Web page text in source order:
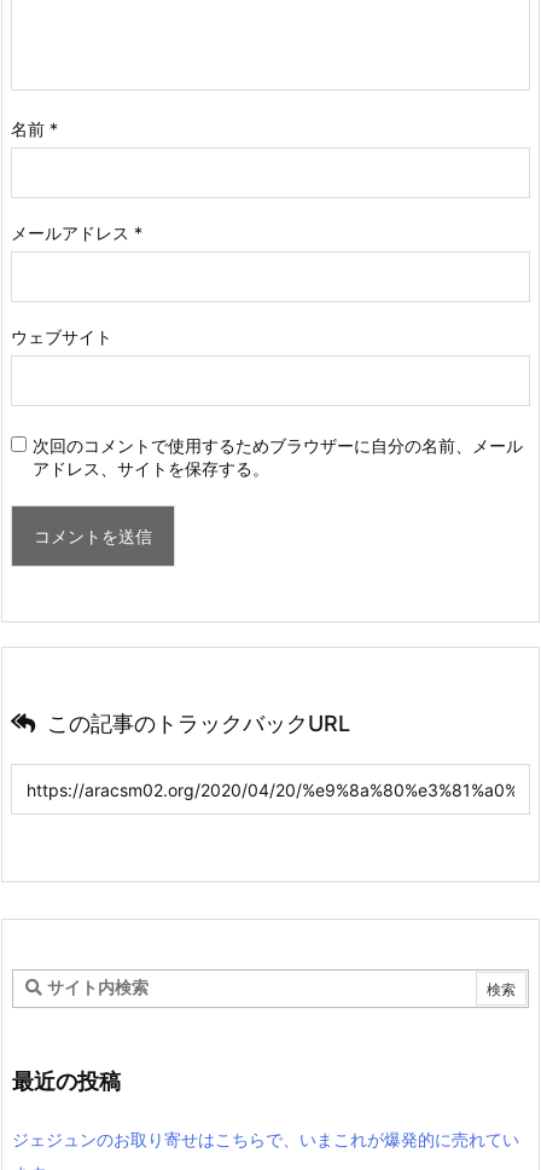
名前 *
メールアドレス *
ウェブサイト
次回のコメントで使用するためブラウザーに自分の名前、メール
アドレス、サイトを保存する。
この記事のトラックバックURL
最近の投稿
ジェジュンのお取り寄せはこちらで、いまこれが爆発的に売れてい